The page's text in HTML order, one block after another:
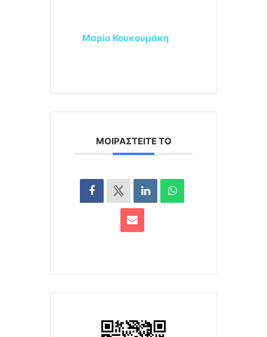
Μαρία Κουκουμάκη
ΜΟΙΡΑΣΤΕΊΤΕ ΤΟ